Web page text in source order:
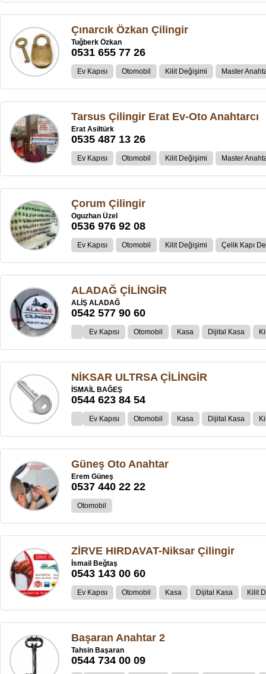
Çınarcık Özkan Çilingir
Tuğberk Özkan
0531 655 77 26
Ev Kapısı Otomobil Kilit Değişimi Master
Tarsus Çilingir Erat Ev-Oto Anahtarcı
Erat Asiltürk
0535 487 13 26
Ev Kapısı Otomobil Kilit Değişimi Master
Çorum Çilingir
Oguzhan Üzel
0536 976 92 08
Ev Kapısı Otomobil Kilit Değişimi Çelik Kapı
ALADAĞ ÇİLİNGİR
ALİŞ ALADAĞ
0542 577 90 60
Ev Kapısı Otomobil Kasa Dijital Kasa
NİKSAR ULTRSA ÇİLİNGİR
İSMAİL BAĞEŞ
0544 623 84 54
Ev Kapısı Otomobil Kasa Dijital Kasa
Güneş Oto Anahtar
Erem Güneş
0537 440 22 22
Otomobil
ZİRVE HIRDAVAT-Niksar Çilingir
İsmail Beğtaş
0543 143 00 60
Ev Kapısı Otomobil Kasa Dijital Kasa Kilit
Başaran Anahtar 2
Tahsin Başaran
0544 734 00 09